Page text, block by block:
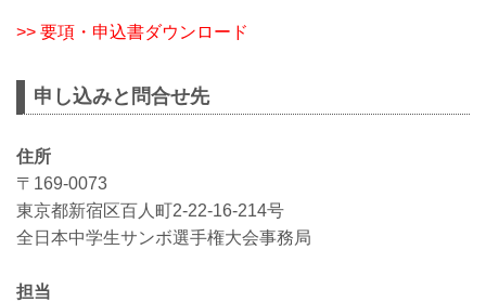
>> 要項・申込書ダウンロード
申し込みと問合せ先
住所
〒169-0073
東京都新宿区百人町2-22-16-214号
全日本中学生サンボ選手権大会事務局
担当